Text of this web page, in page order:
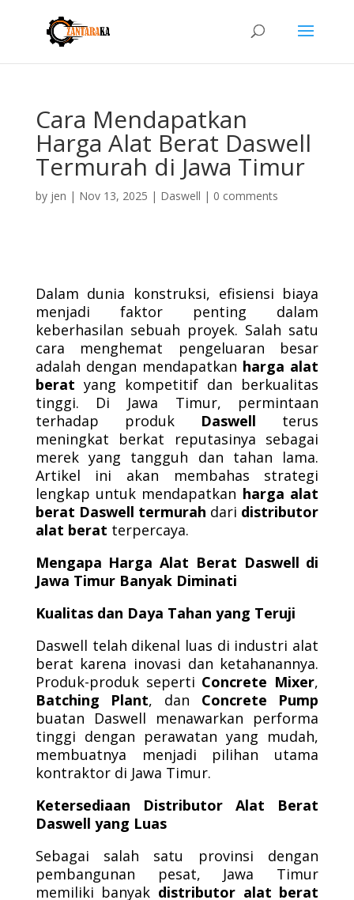
Cara Mendapatkan
Harga Alat Berat Daswell
Termurah di Jawa Timur
by jen | Nov 13, 2025 | Daswell | 0 comments
Dalam dunia konstruksi, efisiensi biaya
menjadi faktor penting dalam
keberhasilan sebuah proyek. Salah satu
cara menghemat pengeluaran besar
adalah dengan mendapatkan harga alat
berat yang kompetitif dan berkualitas
tinggi. Di Jawa Timur, permintaan
terhadap produk Daswell terus
meningkat berkat reputasinya sebagai
merek yang tangguh dan tahan lama.
Artikel ini akan membahas strategi
lengkap untuk mendapatkan harga alat
berat Daswell termurah dari distributor
alat berat terpercaya.
Mengapa Harga Alat Berat Daswell di
Jawa Timur Banyak Diminati
Kualitas dan Daya Tahan yang Teruji
Daswell telah dikenal luas di industri alat
berat karena inovasi dan ketahanannya.
Produk-produk seperti Concrete Mixer,
Batching Plant, dan Concrete Pump
buatan Daswell menawarkan performa
tinggi dengan perawatan yang mudah,
membuatnya menjadi pilihan utama
kontraktor di Jawa Timur.
Ketersediaan Distributor Alat Berat
Daswell yang Luas
Sebagai salah satu provinsi dengan
pembangunan pesat, Jawa Timur
memiliki banyak distributor alat berat